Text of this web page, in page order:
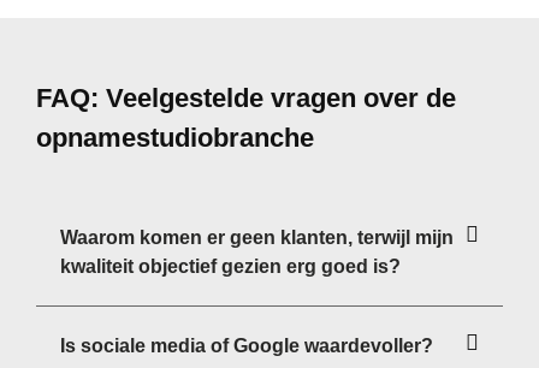
FAQ: Veelgestelde vragen over de
opnamestudiobranche
Waarom komen er geen klanten, terwijl mijn
kwaliteit objectief gezien erg goed is?
Is sociale media of Google waardevoller?